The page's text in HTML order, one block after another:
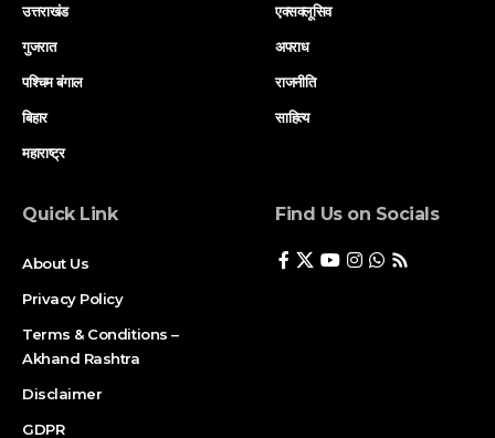
उत्तराखंड
गुजरात
पश्चिम बंगाल
बिहार
महाराष्ट्र
एक्सक्लूसिव
अपराध
राजनीति
साहित्य
Quick Link
About Us
Privacy Policy
Terms & Conditions –
Akhand Rashtra
Disclaimer
GDPR
Find Us on Socials